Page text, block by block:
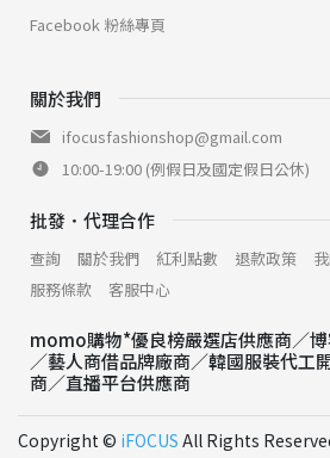
關於我們
ifocusfashionshop@gmail.com
10:00-19:00 (例假日及國定假日公休)
批發．代理合作
查詢 關於我們 紅利點數 退款政策
服務條款
客服中心
momo購物*優良榜嚴選店供應商／
／藝人商借品牌廠商／韓國服裝代工
商／直播平台供應商
Facebook 粉絲專頁
Copyright © iFOCUS All Rights